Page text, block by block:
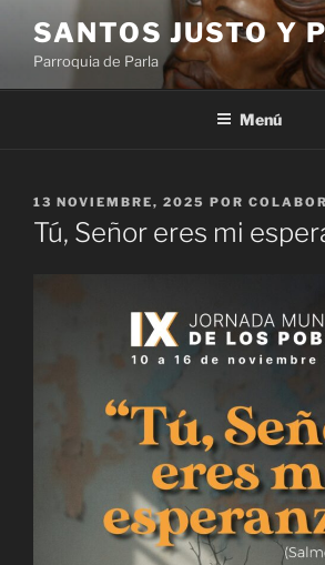
contenido
SANTOS JUSTO Y
Parroquia de Parla
Menú
PUBLICADO
EL
13 NOVIEMBRE, 2025 POR
Tú, Señor eres mi